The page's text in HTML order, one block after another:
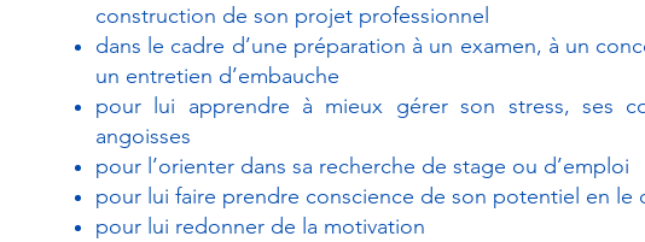
construction de son projet professionnel
dans le cadre d’une préparation à un examen, à un
un entretien d’embauche
pour lui apprendre à mieux gérer son stress, ses
angoisses
pour l’orienter dans sa recherche de stage ou d’emploi
pour lui faire prendre conscience de son potentiel en le
pour lui redonner de la motivation